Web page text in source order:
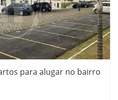
para alugar no bairro